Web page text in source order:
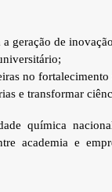
geração de
no
e transformar
química
academia e